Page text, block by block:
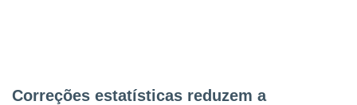
Correções estatísticas reduzem a